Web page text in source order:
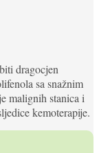
dragocjen
sa snažnim
malignih stanica i
kemoterapije.